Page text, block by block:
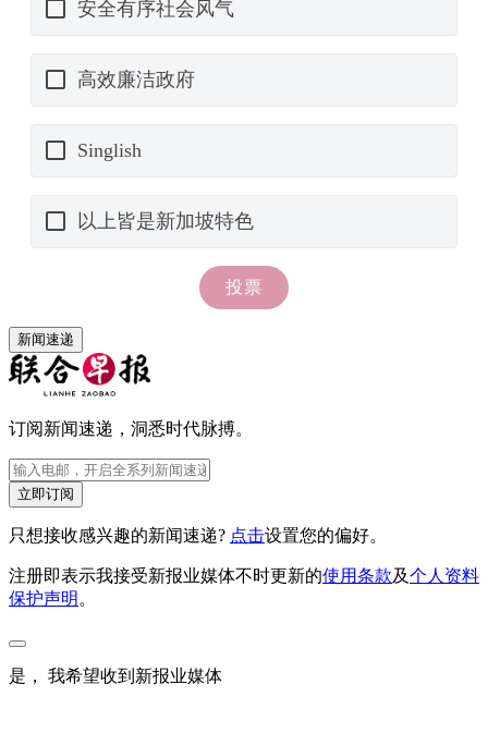
新闻速递
订阅新闻速递，洞悉时代脉搏。
立即订阅
只想接收感兴趣的新闻速递? 点击设置您的偏好。
注册即表示我接受新报业媒体不时更新的使用条款及个人资料
保护声明 。
是， 我希望收到新报业媒体